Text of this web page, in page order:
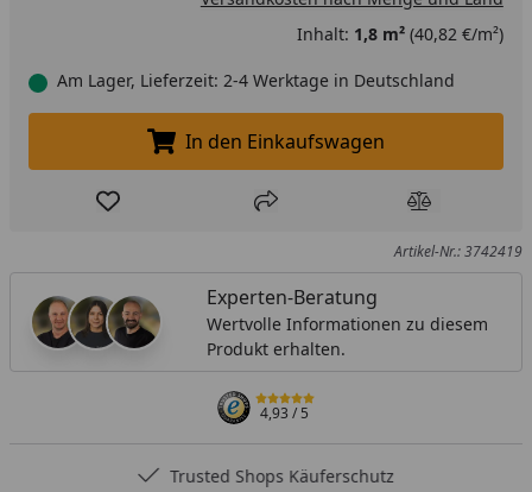
Inhalt: 1,8 m²(40,82 €/m²)
Am Lager, Lieferzeit: 2-4 Werktage in Deutschland
In den Einkaufswagen legen
In den Einkaufswagen
Produkt zur Wunschliste hinzufügen
Teilen Produkt
Artikel-Nr.: 3742419
Experten-Beratung
Wertvolle Informationen zu diesem
Produkt erhalten.
4,93/ 5
Trusted Shops Käuferschutz